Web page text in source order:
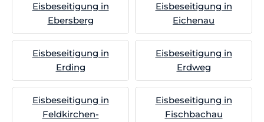
Eisbeseitigung in
Ebersberg
Eisbeseitigung in
Eichenau
Eisbeseitigung in
Erding
Eisbeseitigung in
Erdweg
Eisbeseitigung in
Feldkirchen-
Eisbeseitigung in
Fischbachau